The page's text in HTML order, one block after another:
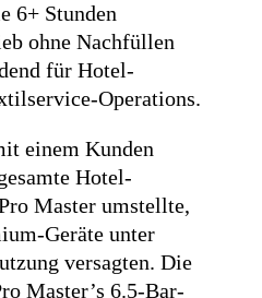
6+ Stunden
ohne Nachfüllen
für Hotel-
Operations.
einem Kunden
Hotel-
Master umstellte,
Geräte unter
versagten. Die
Master’s 6.5-Bar-